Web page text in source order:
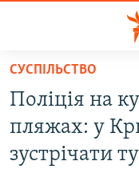
Перейти
основного
матеріалу
до
ВОДА.КРИМ
ВІДЕО ТА ФОТО
СУСПІЛЬСТВО
Поліція на
пляжах: у
зустрічати